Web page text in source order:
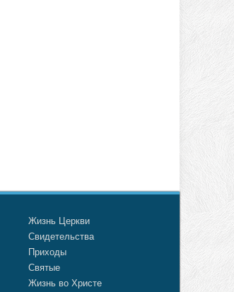
Жизнь Церкви
Свидетельства
Приходы
Святые
Жизнь во Христе